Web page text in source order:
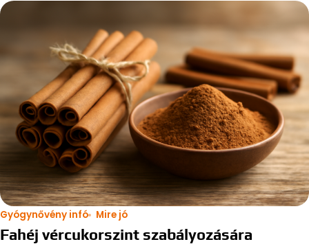
Gyógynővény infó Mire jó
Fahéj vércukorszint szabályozására